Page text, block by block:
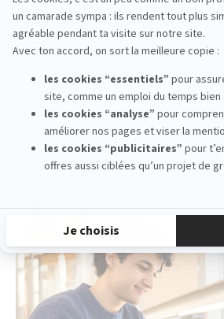
Correspondante Région EFAP Bordeaux
‹ Actualité précedente
Voir d'autres